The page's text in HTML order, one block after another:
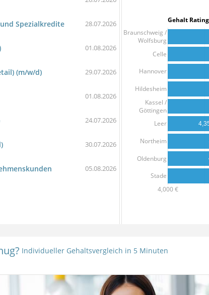
Gehalt
4,000 €
Braunschweig /
Wolfsburg
Celle
Hannover
Hildesheim
Kassel /
Göttingen
Leer
Northeim
Oldenburg
Stade
Spezialkredite 28.07.2026
01.08.2026
(m/w/d) 29.07.2026
01.08.2026
24.07.2026
30.07.2026
05.08.2026
Individueller Gehaltsvergleich in 5 Minuten